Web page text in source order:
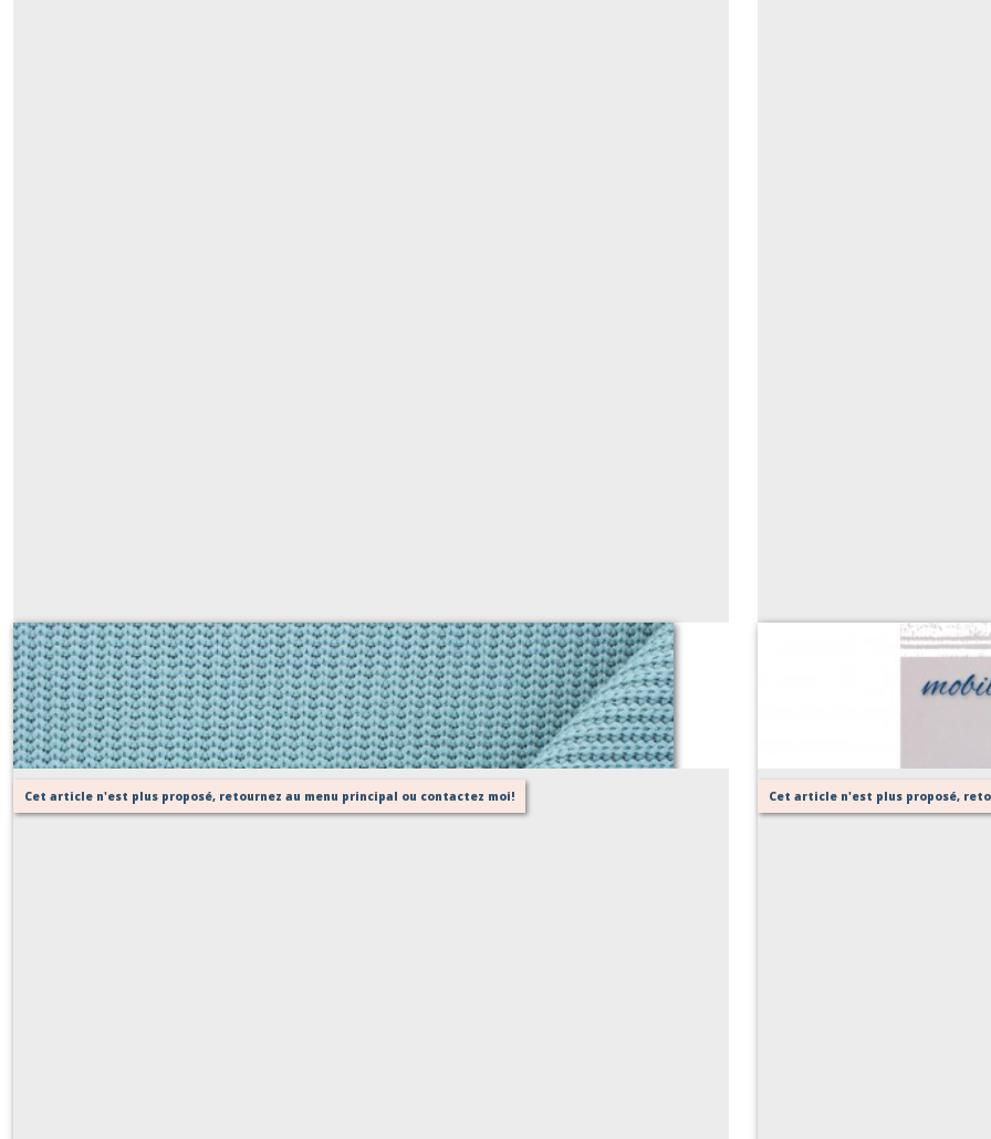
MILA céladon
Sur demande
Cet article n'est plus proposé, retournez au menu principal ou contactez moi! Cet article n'est plus proposé,